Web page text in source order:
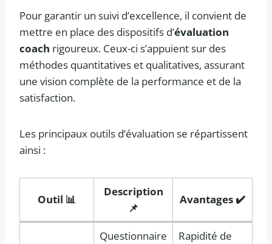
Pour garantir un suivi d’excellence, il convient de
mettre en place des dispositifs d’évaluation
coach rigoureux. Ceux-ci s’appuient sur des
méthodes quantitatives et qualitatives, assurant
une vision complète de la performance et de la
satisfaction.
Les principaux outils d’évaluation se répartissent
ainsi :
Outil 📊
Description
📌
Avantages ✔️
Questionnaire
Rapidité de